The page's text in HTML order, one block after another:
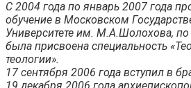
С 2004 года по январь 2007 года
обучение в Московском
Университете им. М.А.Шолохова, по
была присвоена специальность
теологии».
17 сентября 2006 года вступил в